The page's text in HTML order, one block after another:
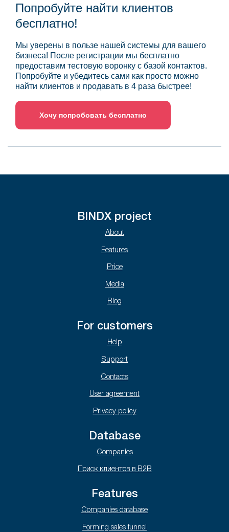
Попробуйте найти клиентов
бесплатно!
Мы уверены в пользе нашей системы для вашего
бизнеса! После регистрации мы бесплатно
предоставим тестовую воронку с базой контактов.
Попробуйте и убедитесь сами как просто можно
найти клиентов и продавать в 4 раза быстрее!
Хочу попробовать бесплатно
BINDX project
About
Features
Price
Media
Blog
For customers
Help
Support
Contacts
User agreement
Privacy policy
Database
Companies
Поиск клиентов в B2B
Features
Companies database
Forming sales funnel